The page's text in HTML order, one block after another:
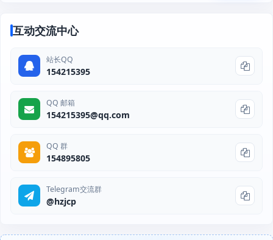
互动交流中心
站长QQ
154215395
QQ 邮箱
154215395@qq.com
QQ 群
154895805
Telegram交流群
@hzjcp